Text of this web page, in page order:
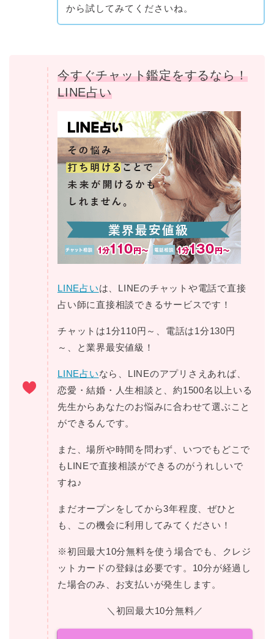
から試してみてくださいね。
今すぐチャット鑑定をするなら！
LINE占い
LINE占いは、LINEのチャットや電話で直接
占い師に直接相談できるサービスです！
チャットは1分110円～、電話は1分130円
～、と業界最安値級！
LINE占いなら、LINEのアプリさえあれば、
恋愛・結婚・人生相談と、約1500名以上いる
先生からあなたのお悩みに合わせて選ぶこと
ができるんです。
また、場所や時間を問わず、いつでもどこで
もLINEで直接相談ができるのがうれしいで
すね♪
まだオープンをしてから3年程度、ぜひと
も、この機会に利用してみてください！
※初回最大10分無料を使う場合でも、クレジ
ットカードの登録は必要です。10分が経過し
た場合のみ、お支払いが発生します。
＼初回最大10分無料／